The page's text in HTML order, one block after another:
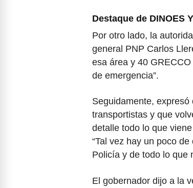
Destaque de DINOES
Por otro lado, la
general PNP Carlos
esa área y 40
de emergencia”.
Seguidamente,
transportistas y que
detalle todo lo que
“Tal vez hay un poco
Policía y de todo lo que
El gobernador dijo a la